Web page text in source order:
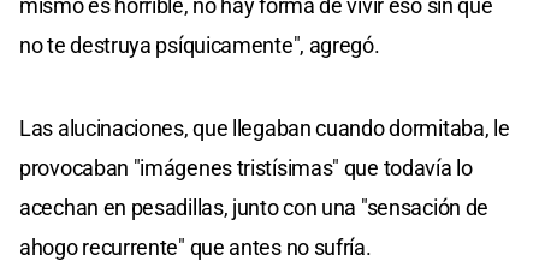
no te destruya psíquicamente", agregó.
Las alucinaciones, que llegaban cuando dormitaba, le
provocaban "imágenes tristísimas" que todavía lo
acechan en pesadillas, junto con una "sensación de
ahogo recurrente" que antes no sufría.